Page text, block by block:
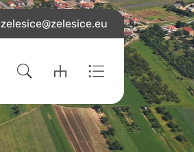
zelesice@zelesice.eu